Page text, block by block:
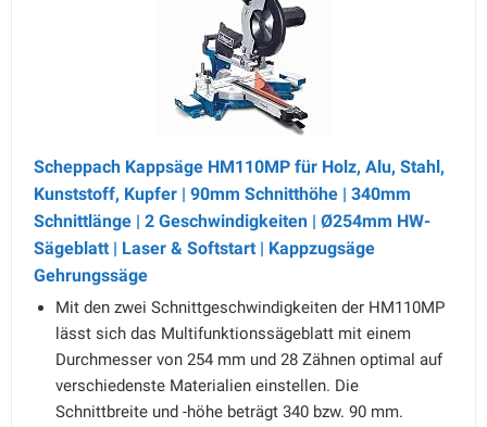
Scheppach Kappsäge HM110MP für Holz, Alu, Stahl,
Kunststoff, Kupfer | 90mm Schnitthöhe | 340mm
Schnittlänge | 2 Geschwindigkeiten | Ø254mm HW-
Sägeblatt | Laser & Softstart | Kappzugsäge
Gehrungssäge
Mit den zwei Schnittgeschwindigkeiten der HM110MP
lässt sich das Multifunktionssägeblatt mit einem
Durchmesser von 254 mm und 28 Zähnen optimal auf
verschiedenste Materialien einstellen. Die
Schnittbreite und -höhe beträgt 340 bzw. 90 mm.